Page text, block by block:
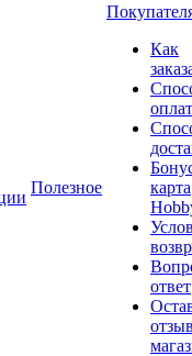
Полезное
Как
карта
ответ